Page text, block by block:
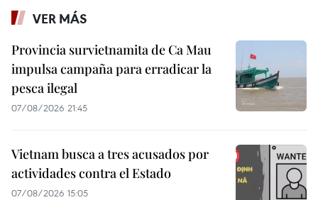
VER MÁS
Provincia survietnamita de Ca Mau
impulsa campaña para erradicar la
pesca ilegal
07/08/2026 21:45
Vietnam busca a tres acusados por
actividades contra el Estado
07/08/2026 15:05